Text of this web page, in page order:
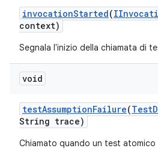
invocationStarted(
context)
Segnala l'inizio della chiamata di
void
testAssumptionFailure(Test
String trace)
Chiamato quando un test atomico